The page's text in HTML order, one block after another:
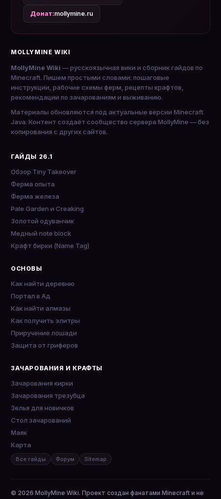
Донат:mollymine.ru
MOLLYMINE WIKI
MollyMine Wiki — русскоязычная вики и сборник гайдов по
Minecraft. Пишем простыми словами: пошаговые
инструкции, рабочие схемы ферм, рецепты крафтов,
рекомендации по зачарованиям и выживанию.
Материалы обновляются под актуальные версии Minecraft
Java. Контент создаёт сообщество сервера MollyMine — без
копирования с других сайтов.
ГАЙДЫ 26.1
Обзор Tiny Takeover
Ферма опыта
Ферма железа
Pale Garden и Creaking
Золотой одуванчик
Медный note block
Крафт бирки (Name Tag)
ОСНОВЫ
Как найти деревню
Портал в Ад
Как найти алмазы
Как получить элитры
Приручение лошади
Защита от гриферов
ЗАЧАРОВАНИЯ И КРАФТЫ
Зачарования кирки
Зачарования трезубца
Зелья для новичков
Стол зачарований
Маяк
Карта
Все гайды Форум Sitemap
© 2026 MollyMine Wiki. Проект создан фанатами Minecraft и не